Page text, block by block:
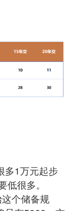
多1万元起步
很多。
个储备规